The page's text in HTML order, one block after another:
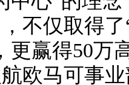
不仅取得
更赢得50万
马可事业